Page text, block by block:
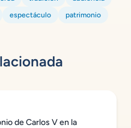
espectáculo patrimonio
de Carlos V en la